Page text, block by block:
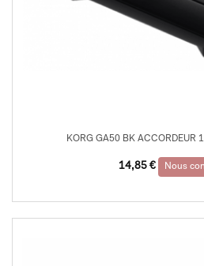
KORG GA50 BK ACCORDEUR
14,85 € Nous